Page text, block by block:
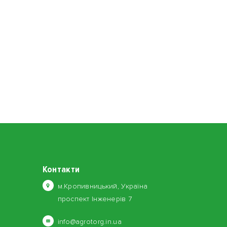
Контакти
м.Кропивницький, Україна
проспект Інженерів 7
info@agrotorg.in.ua